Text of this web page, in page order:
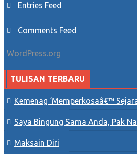
Entries Feed
Comments Feed
WordPress.org
TULISAN TERBARU
Kemenag ‘memperkosaâ€™
Saya Bingung Sama Anda, Pak
Maksain Diri